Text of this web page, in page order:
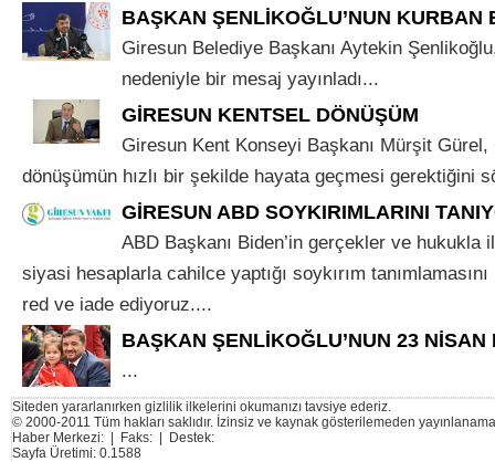
BAŞKAN ŞENLİKOĞLU’NUN KURBAN
Giresun Belediye Başkanı Aytekin
nedeniyle bir mesaj yayınladı...
GİRESUN KENTSEL DÖNÜŞÜM
Giresun Kent Konseyi Başkanı Mürşit Gürel,
dönüşümün hızlı bir şekilde hayata geçmesi gerektiğini
GİRESUN ABD SOYKIRIMLARINI
ABD Başkanı Biden’in gerçekler ve hukukla
siyasi hesaplarla cahilce yaptığı soykırım
red ve iade ediyoruz....
BAŞKAN ŞENLİKOĞLU’NUN 23 NİSAN
...
Siteden yararlanırken gizlilik ilkelerini okumanızı tavsiye ederiz.
© 2000-2011 Tüm hakları saklıdır. İzinsiz ve kaynak gösterilemeden
Haber Merkezi: | Faks: | Destek:
Sayfa Üretimi: 0.1588